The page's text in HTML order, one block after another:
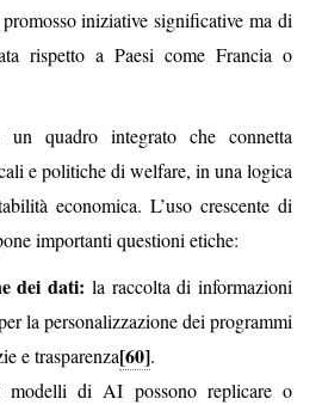
iniziative significative ma di
rispetto a Paesi come Francia o
quadro integrato che connetta
e politiche di welfare, in una logica
economica. L’uso crescente di
importanti questioni etiche:
dei dati: la raccolta di informazioni
la personalizzazione dei programmi
e trasparenza[60].
modelli di AI possono replicare o